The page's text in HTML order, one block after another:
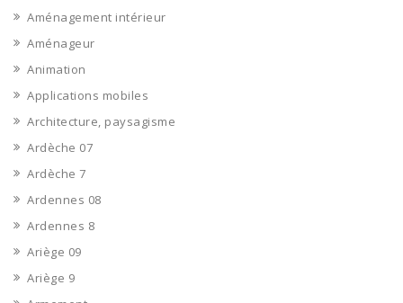
Aménagement intérieur
Aménageur
Animation
Applications mobiles
Architecture, paysagisme
Ardèche 07
Ardèche 7
Ardennes 08
Ardennes 8
Ariège 09
Ariège 9